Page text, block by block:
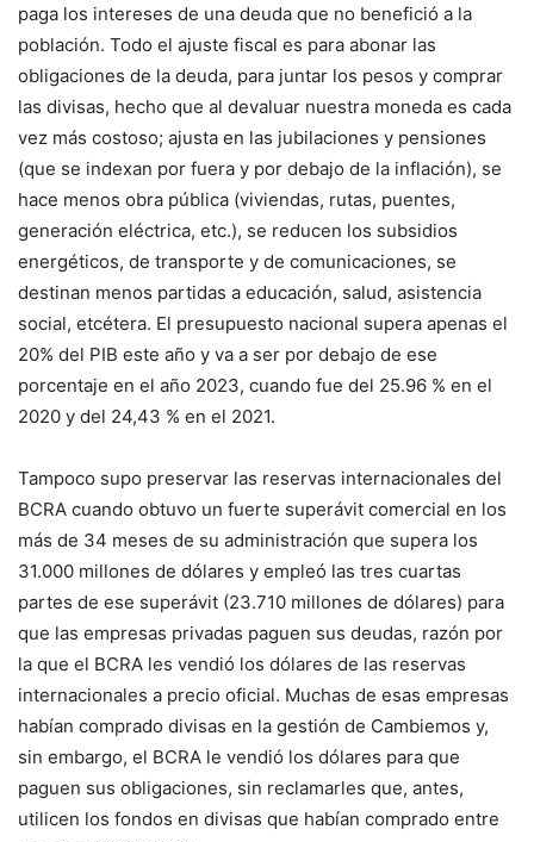
paga los intereses de una deuda que no benefició a la
población. Todo el ajuste fiscal es para abonar las
obligaciones de la deuda, para juntar los pesos y comprar
las divisas, hecho que al devaluar nuestra moneda es cada
vez más costoso; ajusta en las jubilaciones y pensiones
(que se indexan por fuera y por debajo de la inflación), se
hace menos obra pública (viviendas, rutas, puentes,
generación eléctrica, etc.), se reducen los subsidios
energéticos, de transporte y de comunicaciones, se
destinan menos partidas a educación, salud, asistencia
social, etcétera. El presupuesto nacional supera apenas el
20% del PIB este año y va a ser por debajo de ese
porcentaje en el año 2023, cuando fue del 25.96 % en el
2020 y del 24,43 % en el 2021.
Tampoco supo preservar las reservas internacionales del
BCRA cuando obtuvo un fuerte superávit comercial en los
más de 34 meses de su administración que supera los
31.000 millones de dólares y empleó las tres cuartas
partes de ese superávit (23.710 millones de dólares) para
que las empresas privadas paguen sus deudas, razón por
la que el BCRA les vendió los dólares de las reservas
internacionales a precio oficial. Muchas de esas empresas
habían comprado divisas en la gestión de Cambiemos y,
sin embargo, el BCRA le vendió los dólares para que
paguen sus obligaciones, sin reclamarles que, antes,
utilicen los fondos en divisas que habían comprado entre